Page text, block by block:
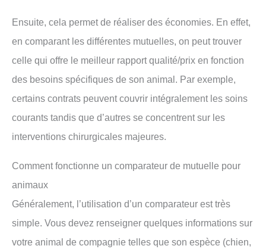
Ensuite, cela permet de réaliser des économies. En effet,
en comparant les différentes mutuelles, on peut trouver
celle qui offre le meilleur rapport qualité/prix en fonction
des besoins spécifiques de son animal. Par exemple,
certains contrats peuvent couvrir intégralement les soins
courants tandis que d’autres se concentrent sur les
interventions chirurgicales majeures.
Comment fonctionne un comparateur de mutuelle pour
animaux
Généralement, l’utilisation d’un comparateur est très
simple. Vous devez renseigner quelques informations sur
votre animal de compagnie telles que son espèce (chien,